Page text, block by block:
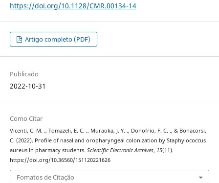
https://doi.org/10.1128/CMR.00134-14
Artigo completo (PDF)
Publicado
2022-10-31
Como Citar
Vicenti, C. M. ., Tomazeli, E. C. ., Muraoka, J. Y. ., Donofrio, F. C. ., & Bonacorsi,
C. (2022). Profile of nasal and oropharyngeal colonization by Staphylococcus
aureus in pharmacy students. Scientific Electronic Archives, 15(11).
https://doi.org/10.36560/151120221626
Fomatos de Citação